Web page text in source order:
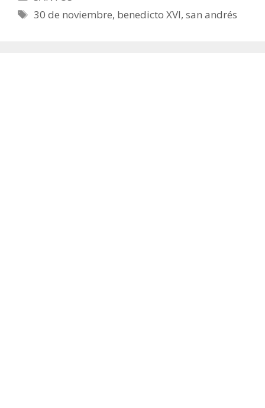
Etiquetas
30 de noviembre, benedicto XVI,san andrés